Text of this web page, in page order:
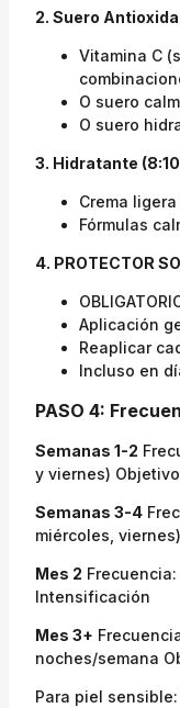
2. Suero
Vitamina C
O suero
O suero
3. Hidratante
Crema
Fórmulas
4. PROTECTOR
Aplicación
Reaplicar
Incluso en
PASO 4:
Semanas 1-2
y viernes)
Semanas 3-4
miércoles,
Mes 2
Intensificación
Mes 3+
noches/semana
Para piel